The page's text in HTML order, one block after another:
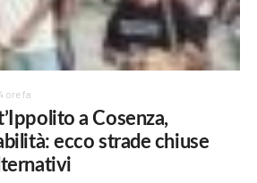
4 ore fa
a Cosenza,
ecco strade chiuse